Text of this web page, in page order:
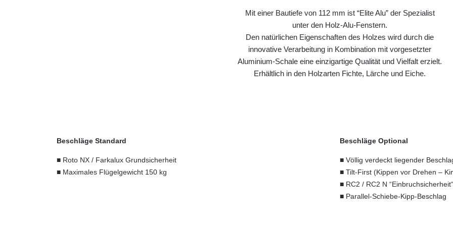
Mit einer Bautiefe von 112 mm ist “Elite Alu” der Spezialist
unter den Holz-Alu-Fenstern.
Den natürlichen Eigenschaften des Holzes wird durch die
innovative Verarbeitung in Kombination mit vorgesetzter
Aluminium-Schale eine einzigartige Qualität und Vielfalt erzielt.
Erhältlich in den Holzarten Fichte, Lärche und Eiche.
Beschläge Standard
■ Roto NX / Farkalux Grundsicherheit
■ Maximales Flügelgewicht 150 kg
Beschläge Optional
■ Völlig verdeckt liegender
■ Tilt-First (Kippen vor Drehen –
■ RC2 / RC2 N “Einbruchsicherheit“
■ Parallel-Schiebe-Kipp-Beschlag